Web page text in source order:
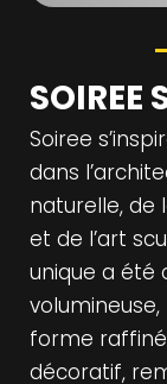
SOIREE
Soiree
dans
naturelle, de
et de l’art
unique a été
forme
décoratif,